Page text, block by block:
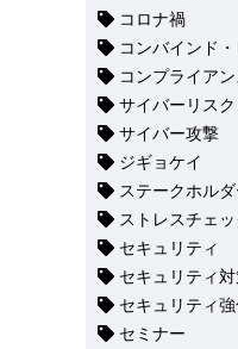
コロナ禍
コンバインド
コンプライアン
サイバーリスク
サイバー攻撃
ジギョケイ
ステークホルダ
ストレスチェッ
セキュリティ
セキュリティ
セキュリティ
セミナー